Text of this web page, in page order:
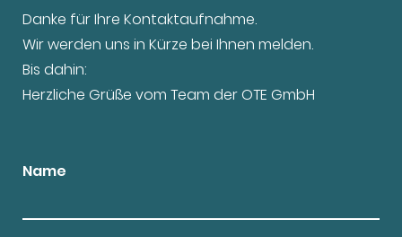
Danke für Ihre Kontaktaufnahme.
Wir werden uns in Kürze bei Ihnen melden.
Bis dahin:
Herzliche Grüße vom Team der OTE GmbH
Name